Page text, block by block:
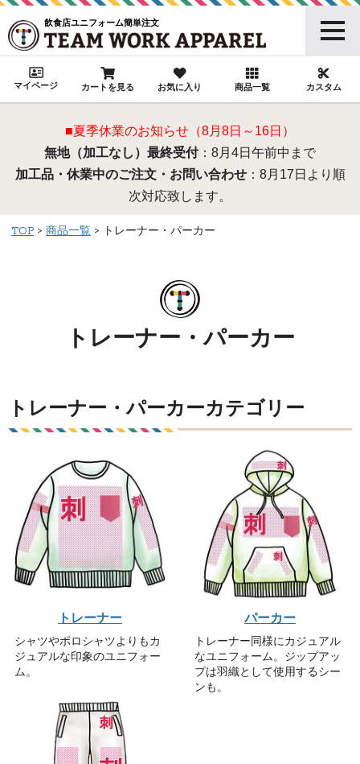
飲食店ユニフォーム簡単注文
マイページ カートを見る お気に入り 商品一覧 カスタム
■夏季休業のお知らせ（8月8日～16日）
無地（加工なし）最終受付：8月4日午前中まで
加工品・休業中のご注文・お問い合わせ：8月17日より順
次対応致します。
TOP 商品一覧 トレーナー・パーカー
トレーナー・パーカー
トレーナー・パーカーカテゴリー
トレーナー
シャツやポロシャツよりもカ
ジュアルな印象のユニフォー
ム。
パーカー
トレーナー同様にカジュアル
なユニフォーム。ジップアッ
プは羽織として使用するシー
ンも。